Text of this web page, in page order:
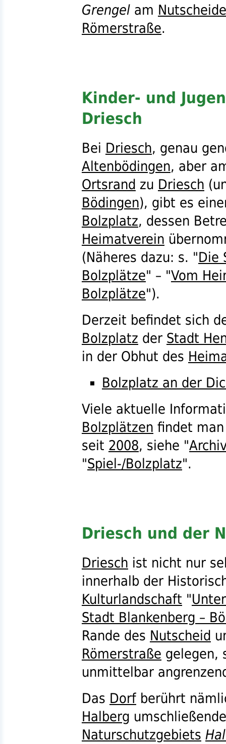
Grengel am
Römerstraße.
Kinder- und
Driesch
Bei Driesch, genau
Altenbödingen, aber
Ortsrand zu Driesch
Bödingen), gibt es
Bolzplatz, dessen
Heimatverein
(Näheres dazu: s. "Die
Bolzplätze" – "Vom
Bolzplätze").
Derzeit befindet sich
Bolzplatz der Stadt
in der Obhut des
Bolzplatz an der
Viele aktuelle
Bolzplätzen findet
seit 2008, siehe "
"Spiel-/Bolzplatz".
Driesch und der
Driesch ist nicht nur
innerhalb der
Kulturlandschaft "
Stadt Blankenberg –
Rande des Nutscheid
Römerstraße gelegen,
unmittelbar
Das Dorf berührt
Halberg
Naturschutzgebiets